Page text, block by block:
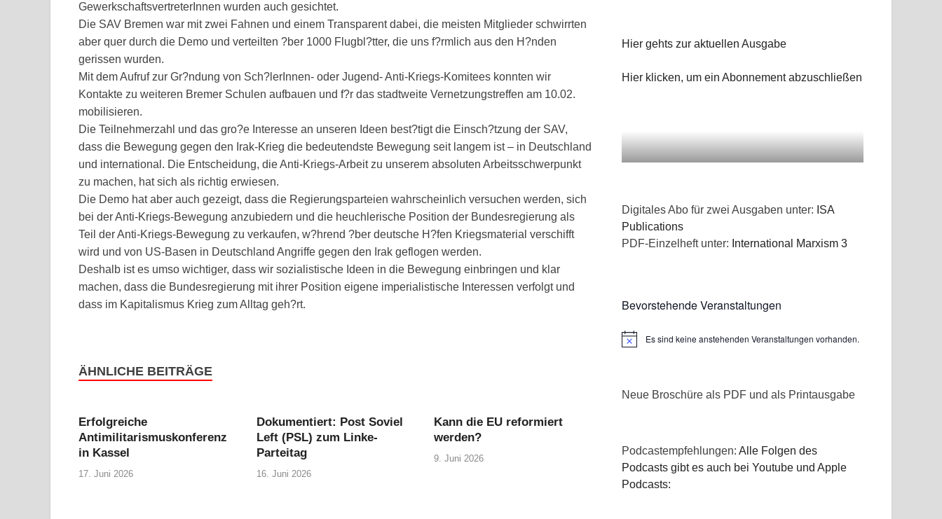
GewerkschaftsvertreterInnen wurden auch gesichtet.
Die SAV Bremen war mit zwei Fahnen und einem Transparent dabei, die meisten Mitglieder schwirrten
aber quer durch die Demo und verteilten ?ber 1000 Flugbl?tter, die uns f?rmlich aus den H?nden
gerissen wurden.
Mit dem Aufruf zur Gr?ndung von Sch?lerInnen- oder Jugend- Anti-Kriegs-Komitees konnten wir
Kontakte zu weiteren Bremer Schulen aufbauen und f?r das stadtweite Vernetzungstreffen am 10.02.
mobilisieren.
Die Teilnehmerzahl und das gro?e Interesse an unseren Ideen best?tigt die Einsch?tzung der SAV,
dass die Bewegung gegen den Irak-Krieg die bedeutendste Bewegung seit langem ist – in Deutschland
und international. Die Entscheidung, die Anti-Kriegs-Arbeit zu unserem absoluten Arbeitsschwerpunkt
zu machen, hat sich als richtig erwiesen.
Die Demo hat aber auch gezeigt, dass die Regierungsparteien wahrscheinlich versuchen werden, sich
bei der Anti-Kriegs-Bewegung anzubiedern und die heuchlerische Position der Bundesregierung als
Teil der Anti-Kriegs-Bewegung zu verkaufen, w?hrend ?ber deutsche H?fen Kriegsmaterial verschifft
wird und von US-Basen in Deutschland Angriffe gegen den Irak geflogen werden.
Deshalb ist es umso wichtiger, dass wir sozialistische Ideen in die Bewegung einbringen und klar
machen, dass die Bundesregierung mit ihrer Position eigene imperialistische Interessen verfolgt und
dass im Kapitalismus Krieg zum Alltag geh?rt.
ÄHNLICHE BEITRÄGE
Erfolgreiche
Antimilitarismuskonferenz
in Kassel
17. Juni 2026
Dokumentiert: Post Soviel
Left (PSL) zum Linke-
Parteitag
16. Juni 2026
Kann die EU reformiert
werden?
9. Juni 2026
Hier gehts zur aktuellen Ausgabe
Hier klicken, um ein Abonnement abzuschließen
Digitales Abo für zwei Ausgaben unter: ISA
Publications
PDF-Einzelheft unter: International Marxism 3
Bevorstehende Veranstaltungen
HinweisEs sind keine anstehenden Veranstaltungen vorhanden.
Neue Broschüre als PDF und als Printausgabe
Podcastempfehlungen:Alle Folgen des
Podcasts gibt es auch bei Youtube und Apple
Podcasts: